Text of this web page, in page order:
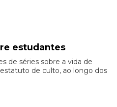
estudantes
de séries sobre a vida de
de culto, ao longo dos